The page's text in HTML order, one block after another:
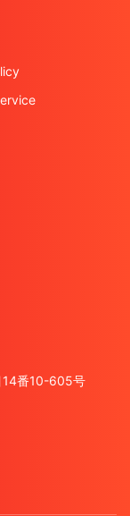
番10-605号